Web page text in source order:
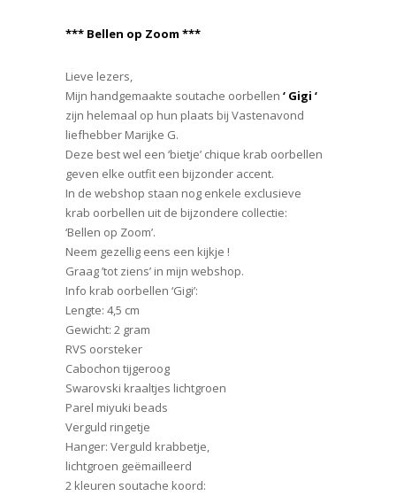
*** Bellen op Zoom ***
Lieve lezers,
Mijn handgemaakte soutache oorbellen ‘ Gigi ‘
zijn helemaal op hun plaats bij Vastenavond
liefhebber Marijke G.
Deze best wel een ‘bietje’ chique krab oorbellen
geven elke outfit een bijzonder accent.
In de webshop staan nog enkele exclusieve
krab oorbellen uit de bijzondere collectie:
‘Bellen op Zoom’.
Neem gezellig eens een kijkje !
Graag ’tot ziens’ in mijn webshop.
Info krab oorbellen ‘Gigi’:
Lengte: 4,5 cm
Gewicht: 2 gram
RVS oorsteker
Cabochon tijgeroog
Swarovski kraaltjes lichtgroen
Parel miyuki beads
Verguld ringetje
Hanger: Verguld krabbetje,
lichtgroen geëmailleerd
2 kleuren soutache koord: